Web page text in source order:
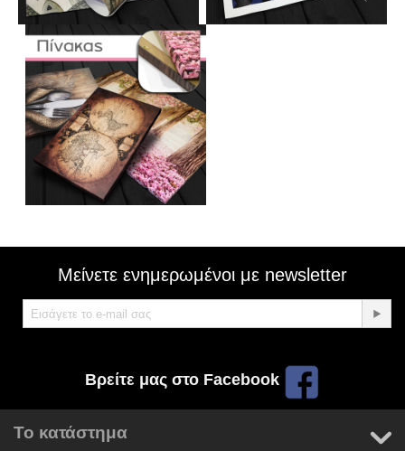
Μείνετε ενημερωμένοι με newsletter
Βρείτε μας στο Facebook
Το κατάστημα